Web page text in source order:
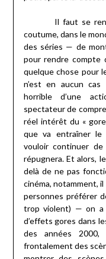
Il faut se rendre
coutume, dans le
des séries — de
pour rendre compte
quelque chose pour
n’est en aucun
horrible d’une
spectateur de
réel intérêt du «
que va entraîner le
vouloir continuer
répugnera. Et alors,
delà de ne pas
cinéma, notamment,
personnes préférer
trop violent) — on a
d’effets gores dans
des années
frontalement des